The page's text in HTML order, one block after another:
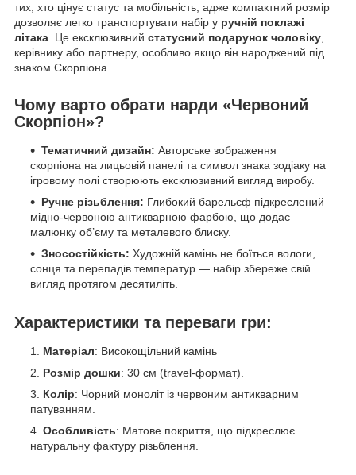
тих, хто цінує статус та мобільність, адже компактний розмір
дозволяє легко транспортувати набір у ручній поклажі
літака. Це ексклюзивний статусний подарунок чоловіку,
керівнику або партнеру, особливо якщо він народжений під
знаком Скорпіона.
Чому варто обрати нарди «Червоний
Скорпіон»?
Тематичний дизайн: Авторське зображення
скорпіона на лицьовій панелі та символ знака зодіаку на
ігровому полі створюють ексклюзивний вигляд виробу.
Ручне різьблення: Глибокий барельєф підкреслений
мідно-червоною антикварною фарбою, що додає
малюнку об’єму та металевого блиску.
Зносостійкість: Художній камінь не боїться вологи,
сонця та перепадів температур — набір збереже свій
вигляд протягом десятиліть.
Характеристики та переваги гри:
Матеріал: Високощільний камінь
Розмір дошки: 30 см (travel-формат).
Колір: Чорний моноліт із червоним антикварним
патуванням.
Особливість: Матове покриття, що підкреслює
натуральну фактуру різьблення.